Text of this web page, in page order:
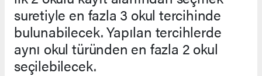
suretiyle en fazla 3 okul tercihinde
bulunabilecek. Yapılan tercihlerde
aynı okul türünden en fazla 2 okul
seçilebilecek.